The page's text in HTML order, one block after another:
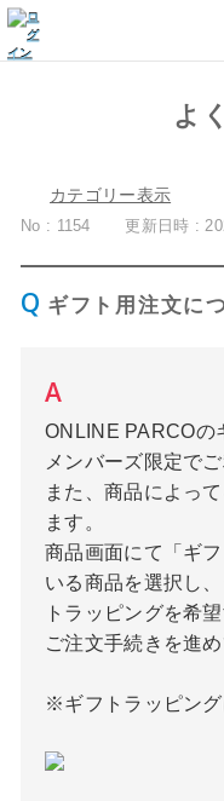
よ
カテゴリー表示
No : 1154 更新日時 :
ギフト用注文に
ONLINE PARCOの
メンバーズ限定で
また、商品によっ
ます。
商品画面にて「ギ
いる商品を選択し
トラッピングを希
ご注文手続きを進め
※ギフトラッピング